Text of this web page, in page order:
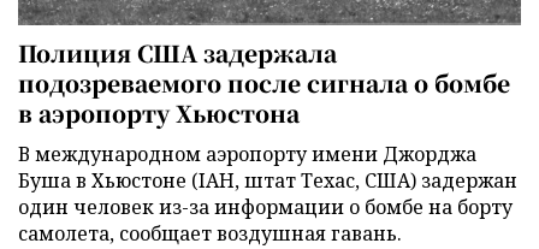
Полиция США задержала
подозреваемого после сигнала о бомбе
в аэропорту Хьюстона
В международном аэропорту имени Джорджа
Буша в Хьюстоне (IAH, штат Техас, США) задержан
один человек из-за информации о бомбе на борту
самолета, сообщает воздушная гавань.